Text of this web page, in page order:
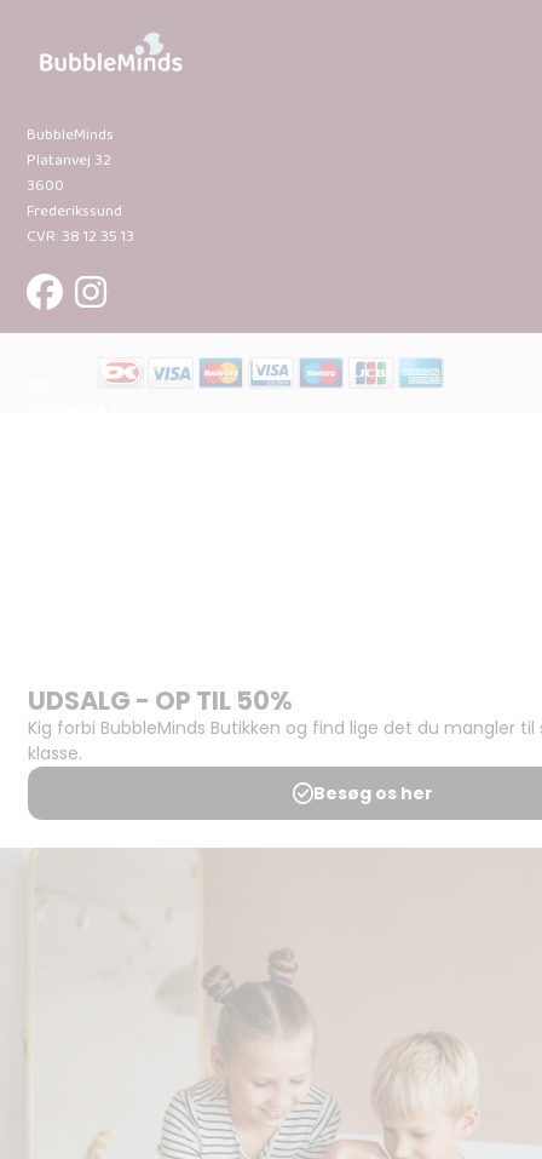
BubbleMinds
Platanvej 32
3600
Frederikssund
CVR: 38 12 35 13
Support og
juridisk:
Spørgsmål og
svar
Medlemsbetingelser
Handels- og
undervisningsinstitutionens
aftale med Tekst & Node.